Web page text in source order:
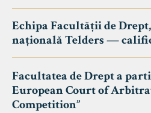
Echipa Facultății de
națională Telders —
Facultatea de Drept a
European Court of
Competition”